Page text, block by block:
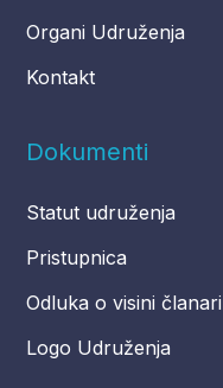
Organi Udruženja
Kontakt
Dokumenti
Statut udruženja
Pristupnica
Odluka o visini
Logo Udruženja